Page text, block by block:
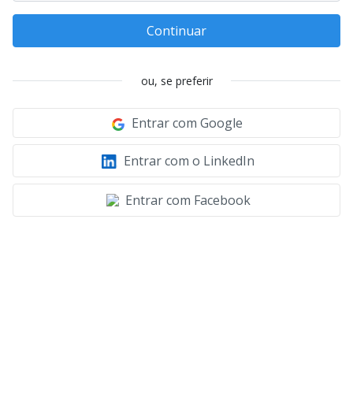
Continuar
ou, se preferir
Entrar com Google
Entrar com o LinkedIn
Entrar com Facebook